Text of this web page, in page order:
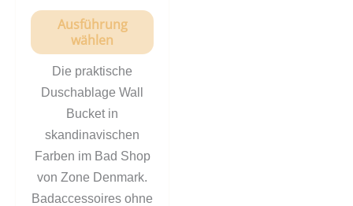
Ausführung
wählen
Die praktische
Duschablage Wall
Bucket in
skandinavischen
Farben im Bad Shop
von Zone Denmark.
Badaccessoires ohne